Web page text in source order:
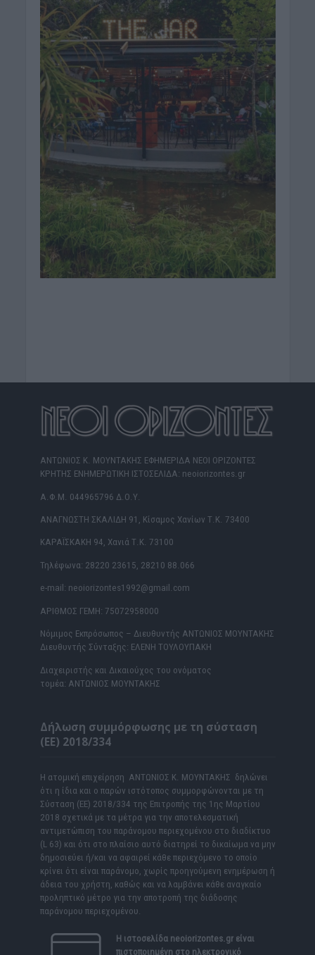
ΑΝΤΩΝΙΟΣ Κ. ΜΟΥΝΤΑΚΗΣ ΕΦΗΜΕΡΙΔΑ ΝΕΟΙ ΟΡΙΖΟΝΤΕΣ
ΚΡΗΤΗΣ ΕΝΗΜΕΡΩΤΙΚΗ ΙΣΤΟΣΕΛΙΔΑ: neoiorizontes.gr
Α.Φ.Μ. 044965796 Δ.Ο.Υ.
ΑΝΑΓΝΩΣΤΗ ΣΚΑΛΙΔΗ 91, Κίσαμος Χανίων Τ.Κ. 73400
ΚΑΡΑΪΣΚΑΚΗ 94, Χανιά Τ.Κ. 73100
Τηλέφωνα: 28220 23615, 28210 88.066
e-mail: neoiorizontes1992@gmail.com
ΑΡΙΘΜΟΣ ΓΕΜΗ: 75072958000
Νόμιμος Εκπρόσωπος – Διευθυντής ΑΝΤΩΝΙΟΣ ΜΟΥΝΤΑΚΗΣ
Διευθυντής Σύνταξης: ΕΛΕΝΗ ΤΟΥΛΟΥΠΑΚΗ
Διαχειριστής και Δικαιούχος του ονόματος
τομέα: ΑΝΤΩΝΙΟΣ ΜΟΥΝΤΑΚΗΣ
Δήλωση συμμόρφωσης με τη σύσταση
(ΕΕ) 2018/334
Η ατομική επιχείρηση ΑΝΤΩΝΙΟΣ Κ. ΜΟΥΝΤΑΚΗΣ δηλώνει
ότι η ίδια και ο παρών ιστότοπος συμμορφώνονται με τη
Σύσταση (ΕΕ) 2018/334 της Επιτροπής της 1ης Μαρτίου
2018 σχετικά με τα μέτρα για την αποτελεσματική
αντιμετώπιση του παράνομου περιεχομένου στο διαδίκτυο
(L 63) και ότι στο πλαίσιο αυτό διατηρεί το δικαίωμα να μην
δημοσιεύει ή/και να αφαιρεί κάθε περιεχόμενο το οποίο
κρίνει ότι είναι παράνομο, χωρίς προηγούμενη ενημέρωση ή
άδεια του χρήστη, καθώς και να λαμβάνει κάθε αναγκαίο
προληπτικό μέτρο για την αποτροπή της διάδοσης
παράνομου περιεχομένου.
Η ιστοσελίδα neoiorizontes.grείναι
πιστοποιημένη στο ηλεκτρονικό